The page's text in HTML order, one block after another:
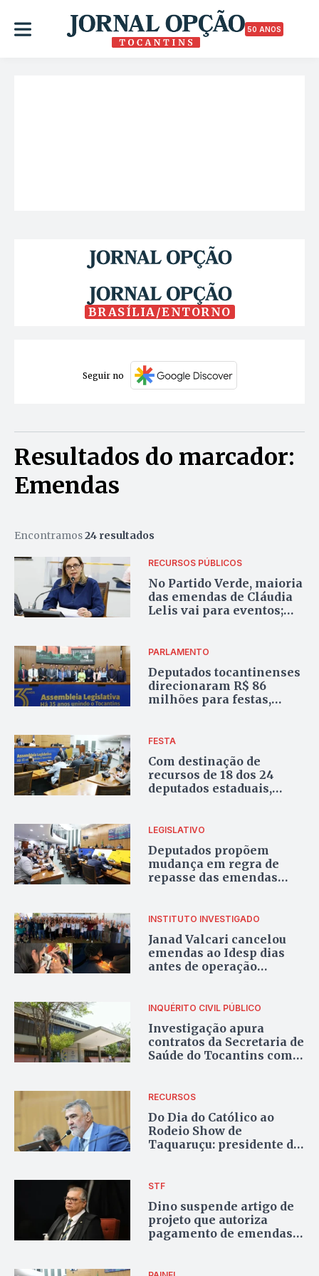
50 ANOS
BRASÍLIA/ENTORNO
Seguir no
Resultados do marcador:
Emendas
Encontramos24 resultados
RECURSOS PÚBLICOS
No Partido Verde, maioria
das emendas de Cláudia
Lelis vai para eventos;
PARLAMENTO
Deputados tocantinenses
direcionaram R$ 86
milhões para festas,
FESTA
Com destinação de
recursos de 18 dos 24
deputados estaduais,
no Tocantins
LEGISLATIVO
Deputados propõem
mudança em regra de
repasse das emendas
INSTITUTO INVESTIGADO
Janad Valcari cancelou
emendas ao Idesp dias
antes de operação
INQUÉRITO CIVIL PÚBLICO
Investigação apura
contratos da Secretaria de
Saúde do Tocantins com
via emendas
parlamentares
RECURSOS
Do Dia do Católico ao
Rodeio Show de
Taquaruçu: presidente da
2025 para eventos
STF
Dino suspende artigo de
projeto que autoriza
pagamento de emendas